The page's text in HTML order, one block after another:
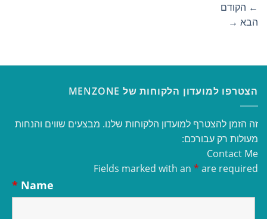
← הקודם
הבא →
הצטרפו למועדון הלקוחות של MENZONE
זה הזמן להצטרף למועדון הלקוחות שלנו. מבצעים שווים והנחות
מעולות רק עבורכם:
Contact Me
Fields marked with an * are required
Name
*